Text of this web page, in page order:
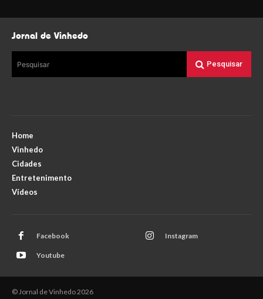
Jornal de Vinhedo
Pesquisar Pesquisar
Home
Vinhedo
Cidades
Entretenimento
Vídeos
Facebook Instagram
Youtube
© Jornal de Vinhedo 2026